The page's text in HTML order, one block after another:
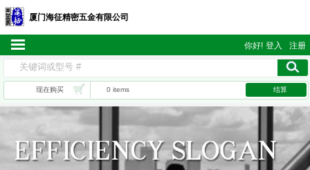
厦门海征精密五金有限公司
你好! 登入 注册
现在购买 0 items 结算